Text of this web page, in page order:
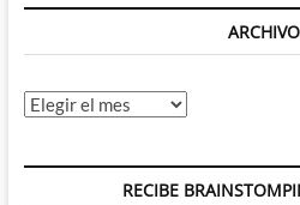
Archivos
RECIBE